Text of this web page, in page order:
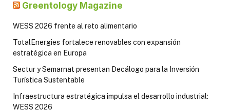
Greentology Magazine
WESS 2026 frente al reto alimentario
TotalEnergies fortalece renovables con expansión
estratégica en Europa
Sectur y Semarnat presentan Decálogo para la Inversión
Turística Sustentable
Infraestructura estratégica impulsa el desarrollo industrial:
WESS 2026